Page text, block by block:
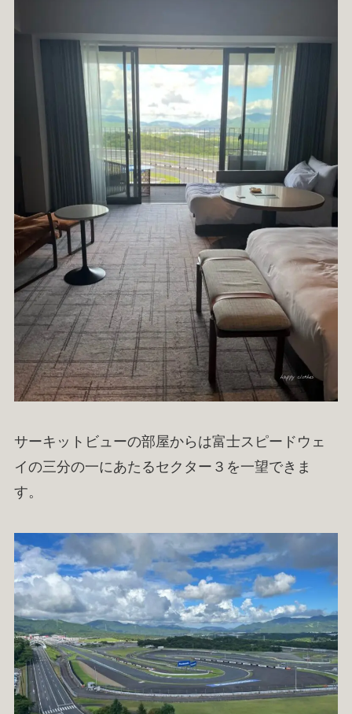
サーキットビューの部屋からは富士スピードウェ
イの三分の一にあたるセクター３を一望できま
す。